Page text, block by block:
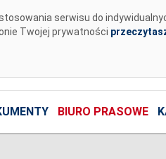
serwisu do
Twojej prywatności
BIURO PRASOWE